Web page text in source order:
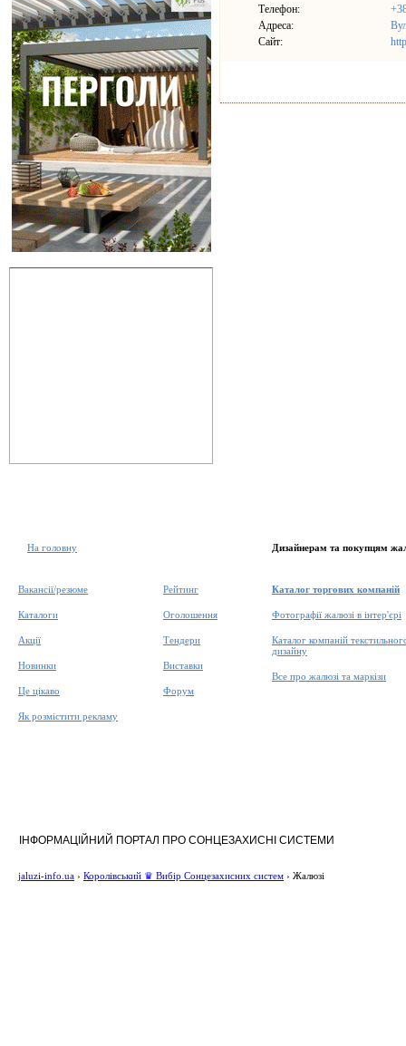
Телефон:
Адреса:
Сайт:
На головну
Вакансії/резюме
Каталоги
Акції
Новинки
Це цікаво
Як розмістити рекламу
Рейтинг
Оголошення
Тендери
Виставки
Форум
Дизайнерам та покупцям
Каталог торгових компаній
Фотографії жалюзі в інтер'єрі
Каталог компаній
дизайну
Все про жалюзі та маркізи
ІНФОРМАЦІЙНИЙ ПОРТАЛ ПРО СОНЦЕЗАХИСНІ СИСТЕМИ
jaluzi-info.ua › Королівський ♛ Вибір Сонцезахисних систем › Жалюзі